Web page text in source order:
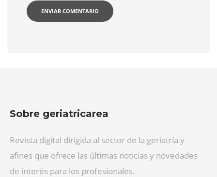
Sobre geriatricarea
Revista digital dirigida al sector de la geriatría y
afines que ofrece las últimas noticias y novedades
de interés para los profesionales.